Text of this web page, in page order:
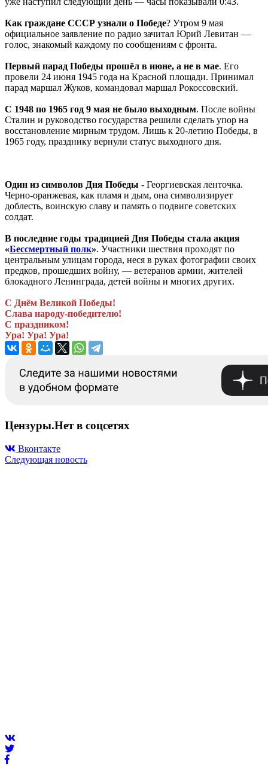
Как граждане СССР узнали о Победе? Утром 9 мая
официальное заявление по радио зачитал Юрий Левитан —
голос, знакомый каждому по сообщениям с фронта.
Первый парад Победы прошёл в июне, а не в мае. Его
провели 24 июня 1945 года на Красной площади. Принимал
парад маршал Жуков, командовал маршал Рокоссовский.
С 1948 по 1965 год 9 мая не было выходным. После войны
Сталин и руководство государства решили сделать упор на
восстановление мирным трудом. Лишь к 20-летию Победы, в
1965 году, празднику вернули статус выходного дня.
Один из символов Дня Победы - Георгиевская ленточка.
Черно-оранжевая, как пламя и дым, она символизирует
доблесть, воинскую славу и память о подвиге советских
солдат.
В последние годы традицией Дня Победы стала акция
«Бессмертный полк». Участники шествия проходят по
центральным улицам города, неся в руках фотографии своих
предков, прошедших войну, — ветеранов армии, жителей
блокадного Ленинграда, детей войны и многих других.
С Днём Великой Победы!
Слава народу-победителю!
С праздником!
Ура! Ура! Ура!
Цензуры.Нет в соцсетях
Вконтакте
Следующая новость